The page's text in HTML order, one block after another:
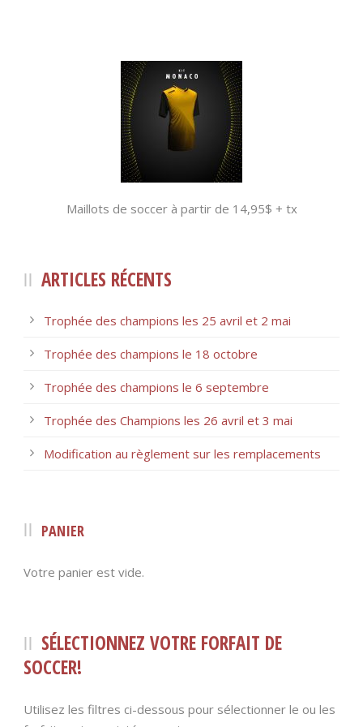
Maillots de soccer à partir de 14,95$ + tx
ARTICLES RÉCENTS
Trophée des champions les 25 avril et 2 mai
Trophée des champions le 18 octobre
Trophée des champions le 6 septembre
Trophée des Champions les 26 avril et 3 mai
Modification au règlement sur les remplacements
PANIER
Votre panier est vide.
SÉLECTIONNEZ VOTRE FORFAIT DE
SOCCER!
Utilisez les filtres ci-dessous pour sélectionner le ou les